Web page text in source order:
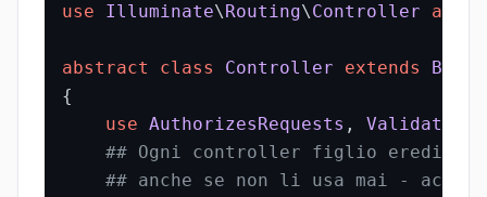
use
Illuminate\Routing\Controller as
abstract class Controller extends
{
use AuthorizesRequests ,
## Ogni controller figlio eredita
## anche se non li usa mai -